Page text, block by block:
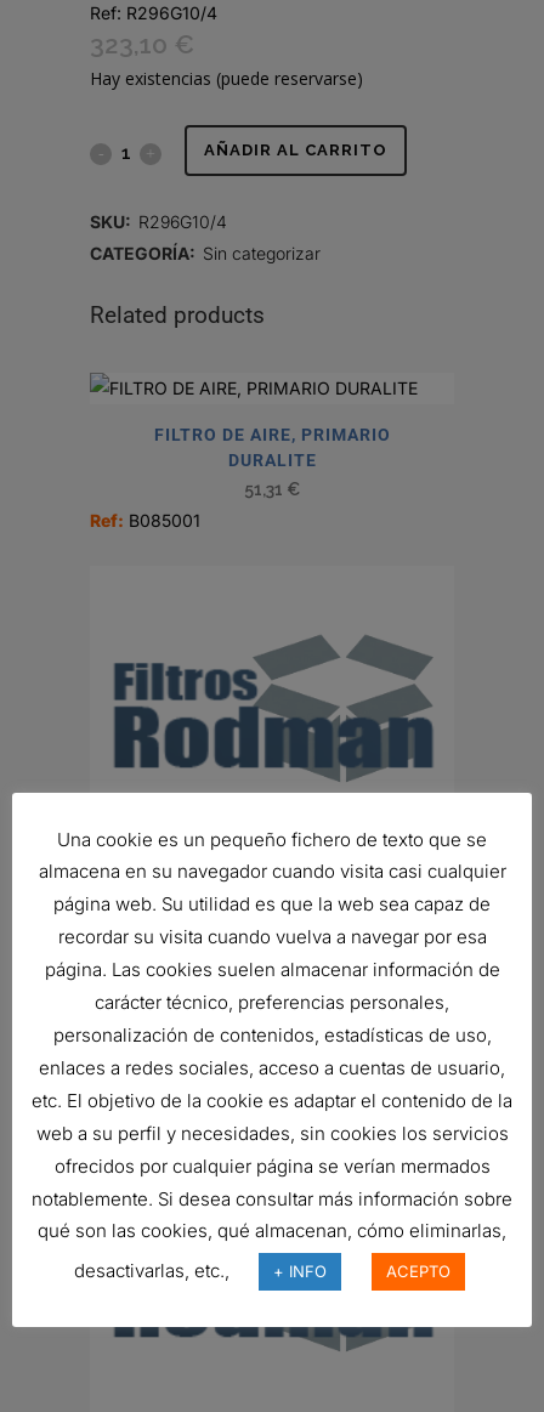
Ref: R296G10/4
323,10 €
Hay existencias (puede reservarse)
ELEMENTO
R296G10/4
AÑADIR AL CARRITO
SKU: R296G10/4
CATEGORÍA: Sin categorizar
Related products
FILTRO DE AIRE, PRIMARIO
DURALITE
51,31 €
Ref: B085001
ENSAMBLE PURIFICADOR DE AIRE
FILTRO DE AIRE, PSD POWERCORE
Ref: D090101
Una cookie es un pequeño fichero de texto que se
almacena en su navegador cuando visita casi cualquier
página web. Su utilidad es que la web sea capaz de
recordar su visita cuando vuelva a navegar por esa
página. Las cookies suelen almacenar información de
carácter técnico, preferencias personales,
personalización de contenidos, estadísticas de uso,
enlaces a redes sociales, acceso a cuentas de usuario,
etc. El objetivo de la cookie es adaptar el contenido de la
web a su perfil y necesidades, sin cookies los servicios
ofrecidos por cualquier página se verían mermados
notablemente. Si desea consultar más información sobre
qué son las cookies, qué almacenan, cómo eliminarlas,
desactivarlas, etc.,
+ INFO ACEPTO